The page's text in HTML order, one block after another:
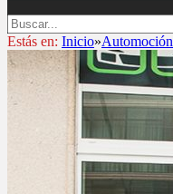
Estás en: Inicio»Automoción